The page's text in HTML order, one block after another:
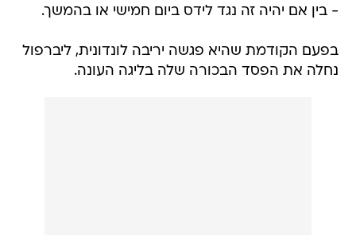
- בין אם יהיה זה נגד לידס ביום חמישי או בהמשך.
בפעם הקודמת שהיא פגשה יריבה לונדונית, ליברפול
נחלה את הפסד הבכורה שלה בליגה העונה.